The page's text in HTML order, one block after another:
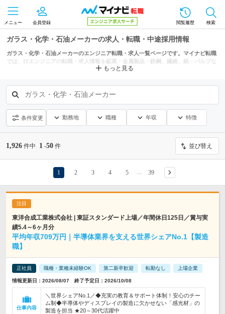
メニュー 会員登録 閲覧履歴 検索
ガラス・化学・石油メーカーの求人・転職・中途採用情報
ガラス・化学・石油メーカーのエンジニア転職・求人一覧ページです。マイナビ転職
では、ITエンジニアの転職・求人情報を鉱業・金属製品・鉄鋼、繊維、紙・パルプな
もっと見る
ガラス・化学・石油メーカー
条件変更 勤務地 職種 年収 特徴
1,926 件中 1 -50 件 並び替え
1 2 3 4 5 39
東洋合成工業株式会社 | 東証スタンダード上場／年間休日125日／賞与実
績5.4～6ヶ月分
平均年収709万円｜半導体業界を支える世界シェアNo.1【製造
職】
正社員 職種・業種未経験OK 第二新卒歓迎 転勤なし 上場企業
情報更新日：2026/08/07 終了予定日：2026/10/08
仕事内容
＼世界シェアNo.1／◆充実の教育＆サポート体制！安心のチー
ム制◆半導体やディスプレイの製造に欠かせない「感光材」の
製造を担当 ★20～30代活躍中